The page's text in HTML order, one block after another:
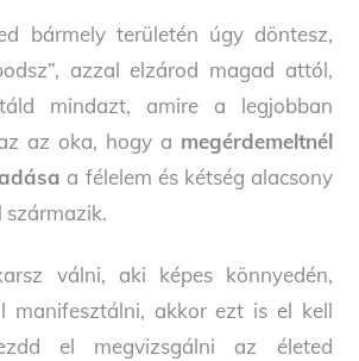
bármely területén úgy döntesz,
azzal elzárod magad attól,
mindazt, amire a legjobban
az oka, hogy a megérdemeltnél
a félelem és kétség alacsony
származik.
válni, aki képes könnyedén,
manifesztálni, akkor ezt is el kell
el megvizsgálni az életed